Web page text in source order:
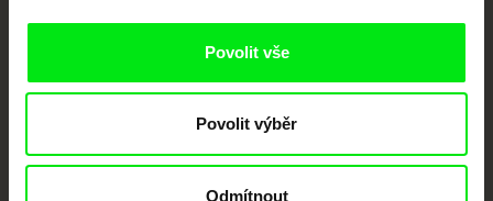
Povolit vše
Povolit výběr
Odmítnout